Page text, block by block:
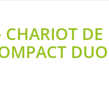
DE